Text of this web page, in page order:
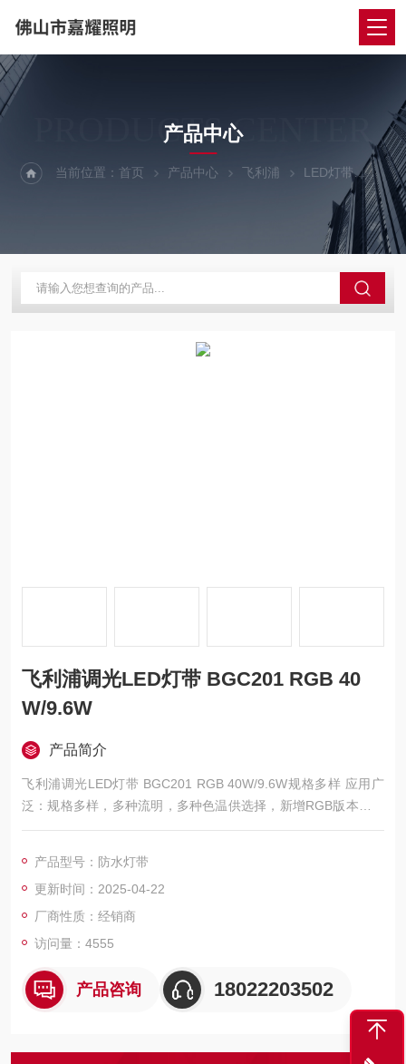
PRODUCTS CENTER
产品中心
当前位置：首页 产品中心 飞利浦 LED灯带 防水
飞利浦调光LED灯带 BGC201 RGB 40
W/9.6W
产品简介
飞利浦调光LED灯带 BGC201 RGB 40W/9.6W规格多样 应用广
泛：规格多样，多种流明，多种色温供选择，新增RGB版本，满
足多样需求，满足多样需求，光效柔和舒适，*性高，色彩视觉效
作，超低发热，安全无忧，2万小时寿命长效使用。
产品型号：防水灯带
更新时间：2025-04-22
厂商性质：经销商
访问量：4555
产品咨询 18022203502